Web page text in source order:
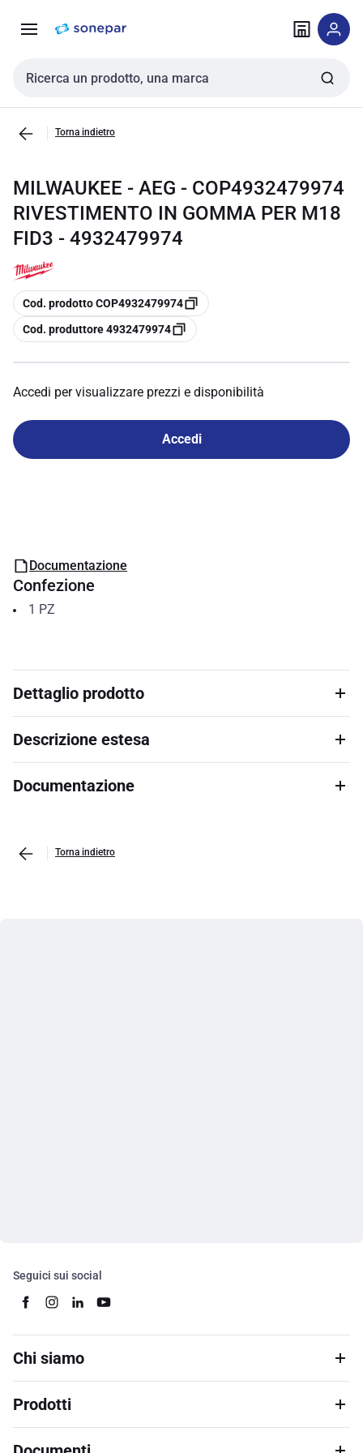
navigazione alla
Cerca input
Torna indietro
MILWAUKEE - AEG - COP4932479974
RIVESTIMENTO IN GOMMA PER M18
FID3 - 4932479974
copia
Cod. prodotto COP4932479974
copia
Cod. produttore 4932479974
Accedi per visualizzare prezzi e disponibilità
Accedi
Documentazione
Confezione
1 PZ
Dettaglio prodotto
Descrizione estesa
Documentazione
Torna indietro
Seguici sui social
Chi siamo
Prodotti